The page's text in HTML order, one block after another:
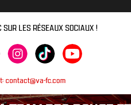
SUR LES RÉSEAUX SOCIAUX !
contact@va-fc.com